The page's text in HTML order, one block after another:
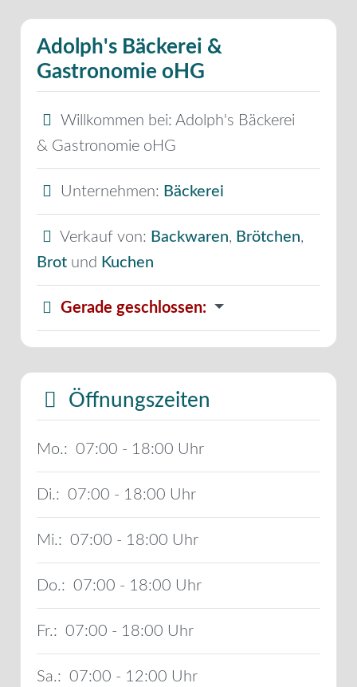
Adolph's Bäckerei &
Gastronomie oHG
Willkommen bei: Adolph's Bäckerei
& Gastronomie oHG
Unternehmen: Bäckerei
Verkauf von: Backwaren, Brötchen,
Brot und Kuchen
Gerade geschlossen:
Öffnungszeiten
Mo.: 07:00 - 18:00
Di.: 07:00 - 18:00
Mi.: 07:00 - 18:00
Do.: 07:00 - 18:00
Fr.: 07:00 - 18:00
Sa.: 07:00 - 12:00